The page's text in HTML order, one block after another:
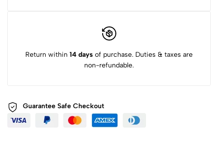
Return within 14 days of purchase. Duties & taxes are
non-refundable.
Guarantee Safe Checkout